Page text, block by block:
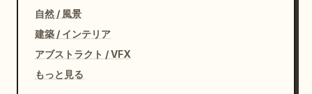
自然 / 風景
建築 / インテリア
アブストラクト / VFX
もっと見る